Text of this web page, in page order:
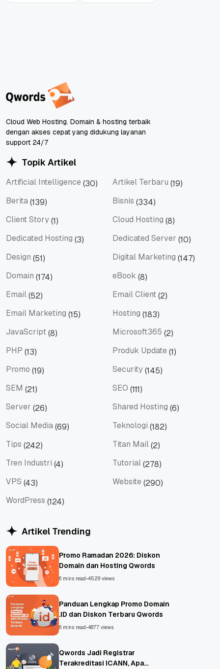
Cloud Web Hosting. Domain & hosting terbaik
dengan akses cepat yang didukung layanan
support 24/7
Topik Artikel
Artificial Intelligence (30) Artikel Terbaru (19)
Berita(139) Bisnis (334)
Client Story(1) Cloud Hosting (8)
Dedicated Hosting (3) Dedicated Server (10)
Design (51) Digital Marketing (147)
Domain (174) eBook (8)
Email(52) Email Client(2)
Email Marketing (15) Hosting (183)
JavaScript(8) Microsoft365 (2)
PHP (13) Produk Update (1)
Promo (19) Security(145)
SEM (21) SEO (111)
Server (26) Shared Hosting (6)
Social Media(69) Teknologi (182)
Tips (242) Titan Mail(2)
Tren Industri (4) Tutorial(278)
VPS (43) Website (290)
WordPress (124)
Artikel Trending
Promo Ramadan 2026: Diskon
Domain dan Hosting Qwords
6 mins read•4529 views
Panduan Lengkap Promo Domain
.ID dan Diskon Terbaru Qwords
6 mins read•4877 views
Qwords Jadi Registrar
Terakreditasi ICANN, Apa